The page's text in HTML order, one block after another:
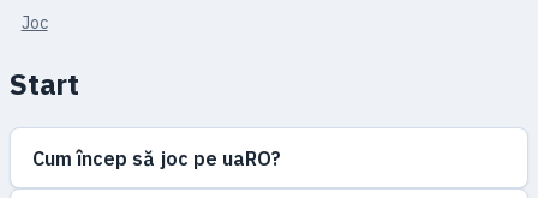
Joc
Start
Cum încep să joc pe uaRO?